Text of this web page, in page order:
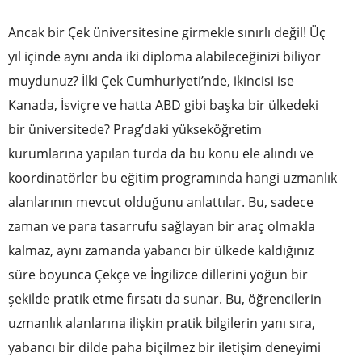
Ancak bir Çek üniversitesine girmekle sınırlı değil! Üç
yıl içinde aynı anda iki diploma alabileceğinizi biliyor
muydunuz? İlki Çek Cumhuriyeti’nde, ikincisi ise
Kanada, İsviçre ve hatta ABD gibi başka bir ülkedeki
bir üniversitede? Prag’daki yükseköğretim
kurumlarına yapılan turda da bu konu ele alındı ve
koordinatörler bu eğitim programında hangi uzmanlık
alanlarının mevcut olduğunu anlattılar. Bu, sadece
zaman ve para tasarrufu sağlayan bir araç olmakla
kalmaz, aynı zamanda yabancı bir ülkede kaldığınız
süre boyunca Çekçe ve İngilizce dillerini yoğun bir
şekilde pratik etme fırsatı da sunar. Bu, öğrencilerin
uzmanlık alanlarına ilişkin pratik bilgilerin yanı sıra,
yabancı bir dilde paha biçilmez bir iletişim deneyimi